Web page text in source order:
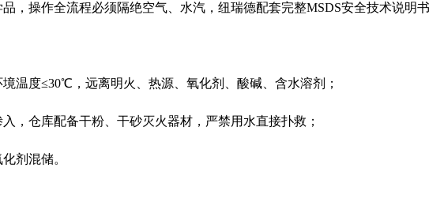
，操作全流程必须隔绝空气、水汽，纽瑞德配套完整MSDS安全技术说明
境温度≤30℃，远离明火、热源、氧化剂、酸碱、含水溶剂；
，仓库配备干粉、干砂灭火器材，严禁用水直接扑救；
剂混储。